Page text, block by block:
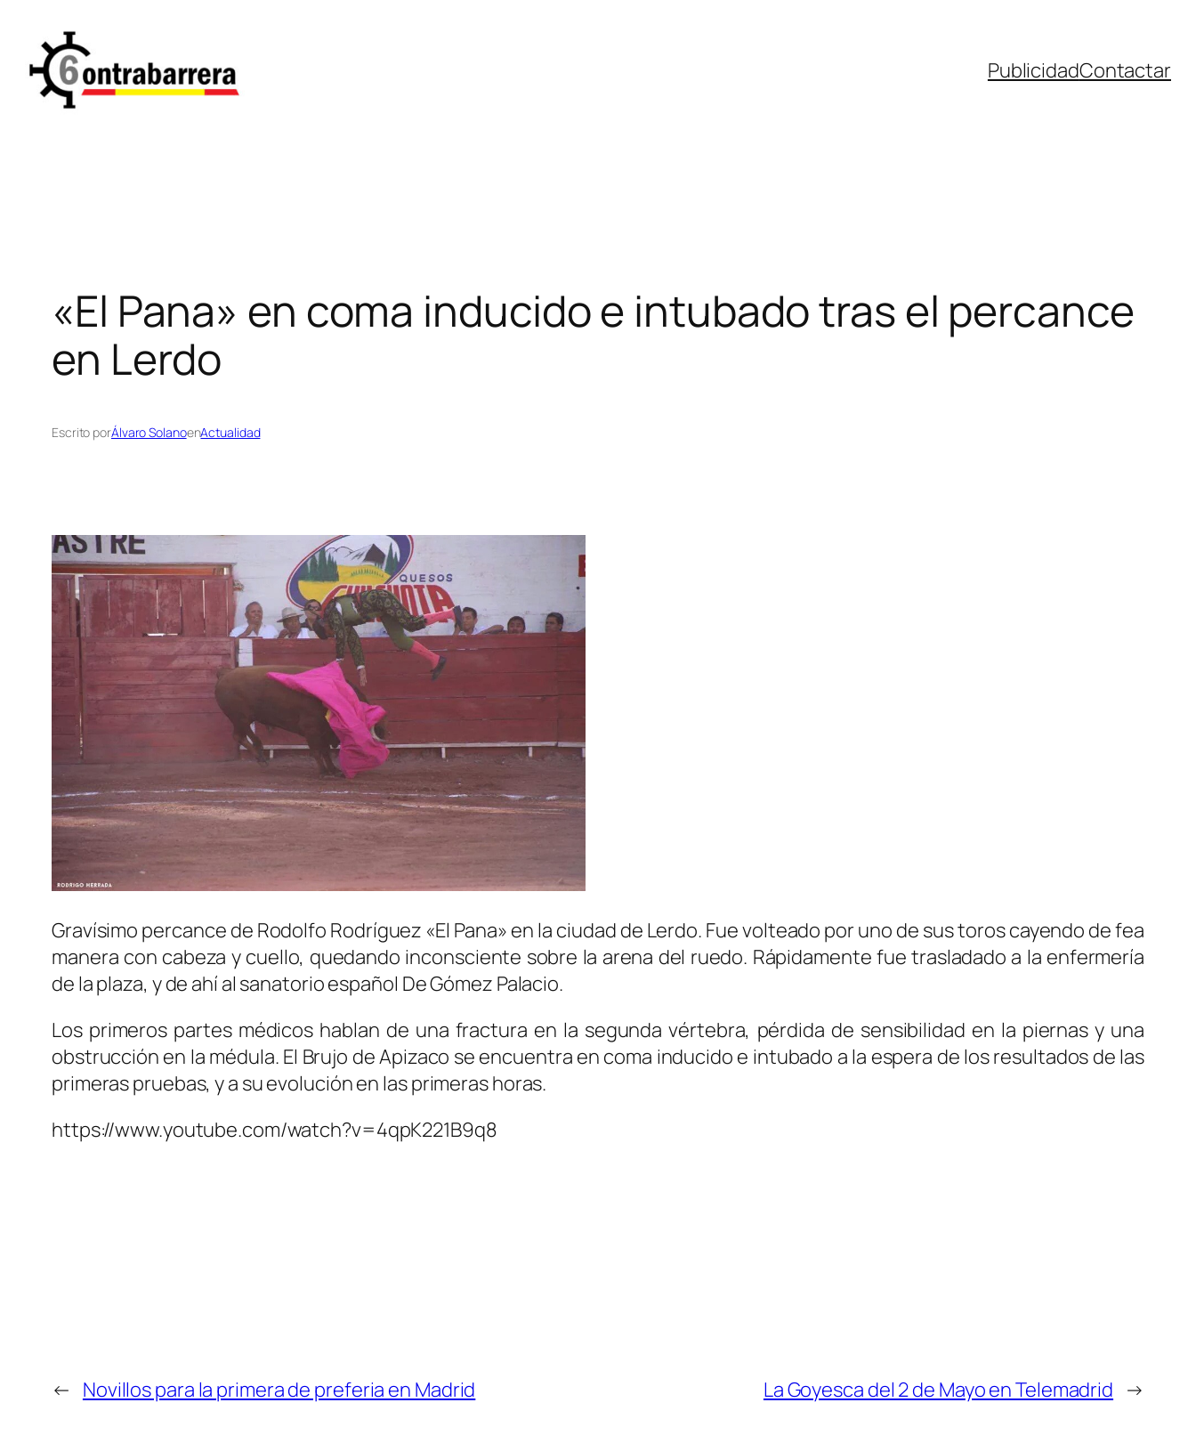
contenido
PublicidadContactar
«El Pana» en coma inducido e intubado tras el percance
en Lerdo
Escrito porÁlvaro SolanoenActualidad
Gravísimo percance de Rodolfo Rodríguez «El Pana» en la ciudad de Lerdo. Fue volteado por uno de sus toros cayendo de fea
manera con cabeza y cuello, quedando inconsciente sobre la arena del ruedo. Rápidamente fue trasladado a la enfermería
de la plaza, y de ahí al sanatorio español De Gómez Palacio.
Los primeros partes médicos hablan de una fractura en la segunda vértebra, pérdida de sensibilidad en la piernas y una
obstrucción en la médula. El Brujo de Apizaco se encuentra en coma inducido e intubado a la espera de los resultados de las
primeras pruebas, y a su evolución en las primeras horas.
https://www.youtube.com/watch?v=4qpK221B9q8
← Novillos para la primera de preferia en Madrid La Goyesca del 2 de Mayo en Telemadrid →